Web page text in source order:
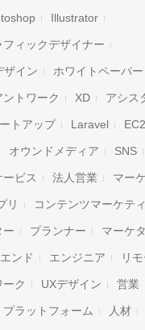
Illustrator
フィックデザイナー
ザイン ホワイトペーパー
ントワーク XD アシス
トアップ Laravel EC2
オウンドメディア SNS
ービス 法人営業 マーケ
リ コンテンツマーケテ
ー プランナー マーケ
ンド エンジニア リ
ーク UXデザイン 営業
プラットフォーム 人材